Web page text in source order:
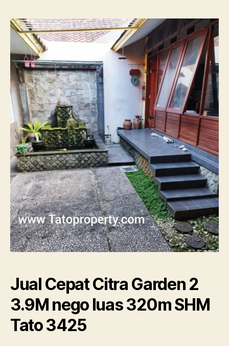
Jual Cepat Citra Garden 2
3.9M nego luas 320m SHM
Tato 3425